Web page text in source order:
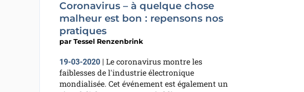
Coronavirus – à quelque chose
malheur est bon : repensons nos
pratiques
par Tessel Renzenbrink
19-03-2020| Le coronavirus montre les
faiblesses de l'industrie électronique
mondialisée. Cet événement est également un